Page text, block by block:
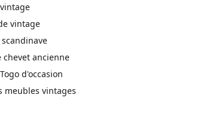
vintage
chevet ancienne
d'occasion
meubles vintages